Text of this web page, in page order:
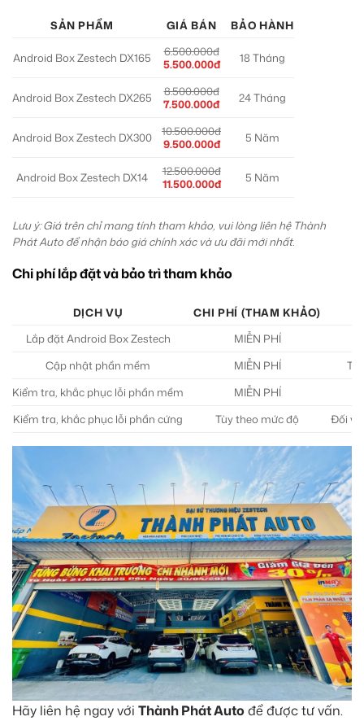
SẢN PHẨM GIÁ BÁN BẢO HÀNH
Android Box Zestech DX165
6.500.000đ
5.500.000đ
18 Tháng
Android Box Zestech DX265
8.500.000đ
7.500.000đ
24 Tháng
Android Box Zestech DX300
10.500.000đ
9.500.000đ
5 Năm
Android Box Zestech DX14
12.500.000đ
11.500.000đ
5 Năm
Lưu ý: Giá trên chỉ mang tính tham khảo, vui lòng liên hệ Thành
Phát Auto để nhận báo giá chính xác và ưu đãi mới nhất.
Chi phí lắp đặt và bảo trì tham khảo
DỊCH VỤ
CHI PHÍ (THAM KHẢO)
Lắp đặt Android Box Zestech
MIỄN PHÍ
Cập nhật phần mềm
MIỄN PHÍ
Kiểm tra, khắc phục lỗi phần mềm
MIỄN PHÍ
Kiểm tra, khắc phục lỗi phần cứng
Tùy theo mức độ Đối
Hãy liên hệ ngay với Thành Phát Auto để được tư vấn.